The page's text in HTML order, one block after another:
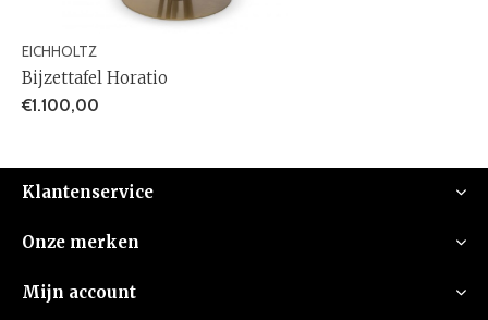
EICHHOLTZ
Bijzettafel Horatio
€1.100,00
Klantenservice
Onze merken
Mijn account